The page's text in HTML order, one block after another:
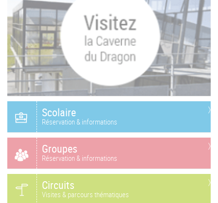
Scolaire
Réservation & informations
Groupes
Réservation & informations
Circuits
Visites & parcours thématiques